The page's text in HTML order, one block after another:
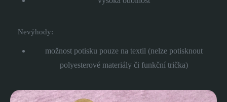
Nevýhody:
možnost potisku pouze na textil (nelze potisknout
polyesterové materiály či funkční trička)